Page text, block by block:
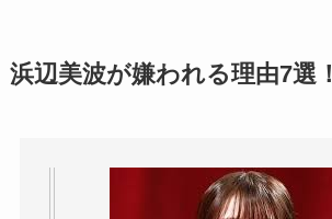
浜辺美波が嫌われる理由7選！